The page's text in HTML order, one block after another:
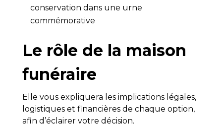
conservation dans une urne
commémorative
Le rôle de la maison
funéraire
Elle vous expliquera les implications légales,
logistiques et financières de chaque option,
afin d’éclairer votre décision.